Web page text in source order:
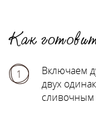
Как
1
Включаем
двух
сливочным